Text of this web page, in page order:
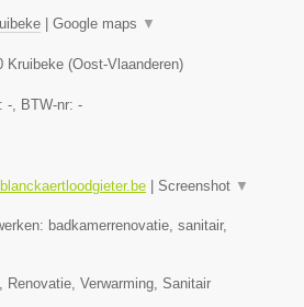
Google maps ▼
Kruibeke (Oost-Vlaanderen)
- , BTW-nr: -
Screenshot ▼
badkamerrenovatie, sanitair,
Renovatie, Verwarming, Sanitair